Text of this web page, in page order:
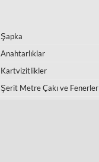
Şapka
Anahtarlıklar
Kartvizitlikler
Şerit Metre Çakı ve Fenerler